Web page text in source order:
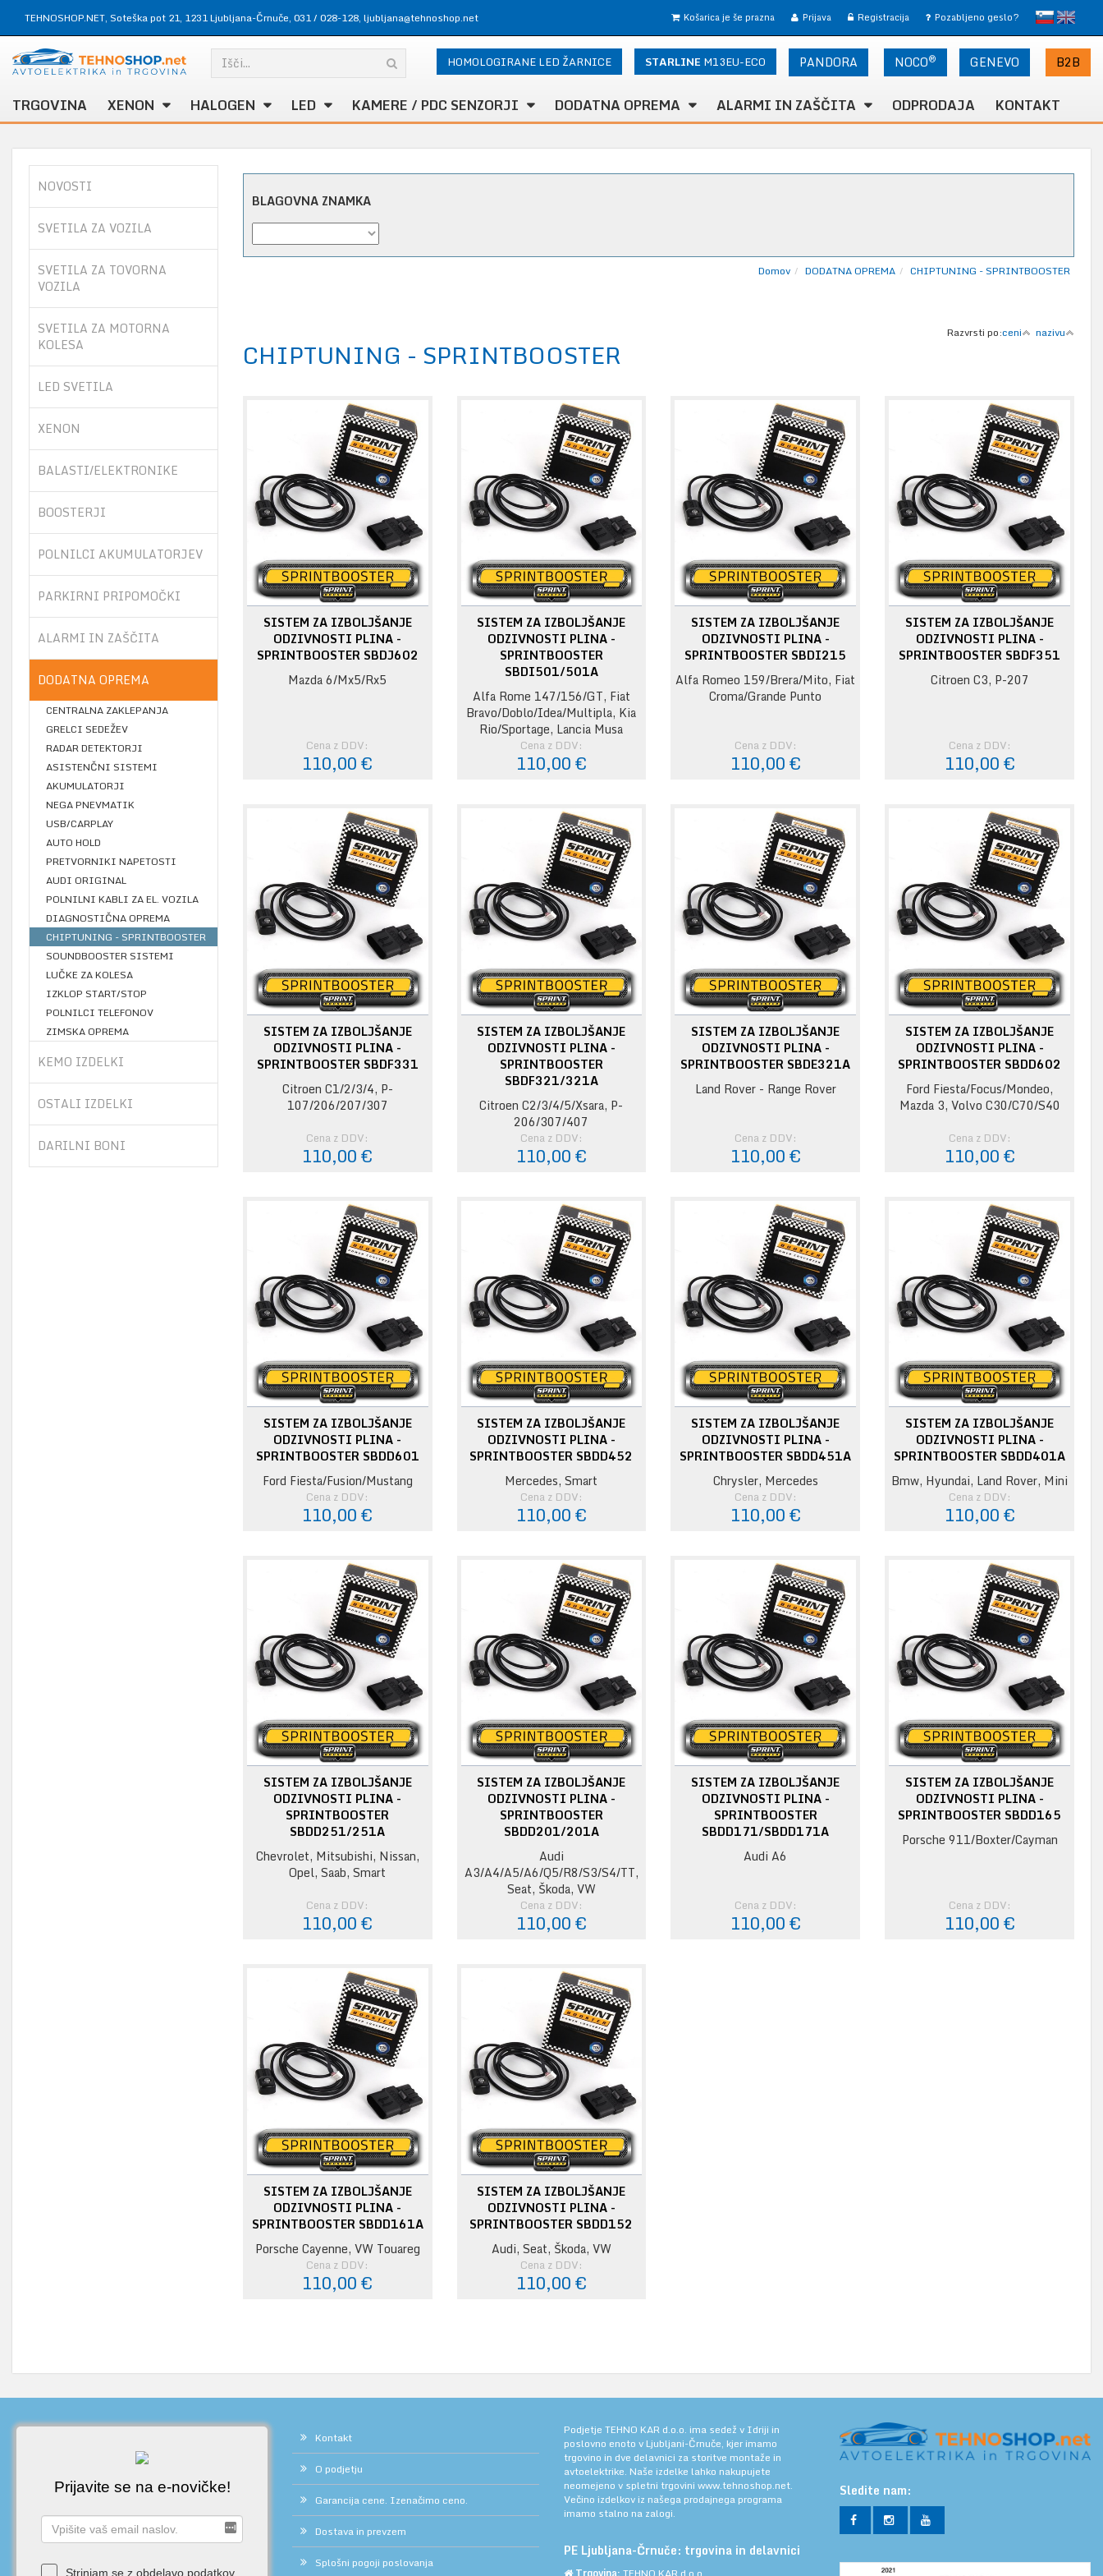
TEHNOSHOP.NET, Soteška pot 21, 1231 Ljubljana-Črnuče, 031 / 028-128, ljubljana@tehnoshop.net slovensko
English
Prijava Registracija Pozabljeno geslo?
Košarica je še prazna
PANDORA NOCO® GENEVO B2B
STARLINE M13EU-ECO
HOMOLOGIRANE LED ŽARNICE
TRGOVINA XENON HALOGEN LED KAMERE / PDC SENZORJI DODATNA OPREMA ALARMI IN ZAŠČITA ODPRODAJA KONTAKT
NOVOSTI
SVETILA ZA VOZILA
SVETILA ZA TOVORNA
VOZILA
SVETILA ZA MOTORNA
KOLESA
LED SVETILA
XENON
BALASTI/ELEKTRONIKE
BOOSTERJI
POLNILCI AKUMULATORJEV
PARKIRNI PRIPOMOČKI
ALARMI IN ZAŠČITA
DODATNA OPREMA
CENTRALNA ZAKLEPANJA
GRELCI SEDEŽEV
RADAR DETEKTORJI
ASISTENČNI SISTEMI
AKUMULATORJI
NEGA PNEVMATIK
USB/CARPLAY
AUTO HOLD
PRETVORNIKI NAPETOSTI
AUDI ORIGINAL
POLNILNI KABLI ZA EL. VOZILA
DIAGNOSTIČNA OPREMA
CHIPTUNING - SPRINTBOOSTER
SOUNDBOOSTER SISTEMI
LUČKE ZA KOLESA
IZKLOP START/STOP
POLNILCI TELEFONOV
ZIMSKA OPREMA
KEMO IZDELKI
OSTALI IZDELKI
DARILNI BONI
BLAGOVNA ZNAMKA
Domov DODATNA OPREMA CHIPTUNING - SPRINTBOOSTER
Razvrsti po:ceni nazivu
CHIPTUNING - SPRINTBOOSTER
SISTEM ZA IZBOLJŠANJE
ODZIVNOSTI PLINA -
SPRINTBOOSTER SBDJ602
Mazda 6/Mx5/Rx5
Cena z DDV:
110,00 €
SISTEM ZA IZBOLJŠANJE
ODZIVNOSTI PLINA -
SPRINTBOOSTER
SBDI501/501A
Alfa Rome 147/156/GT, Fiat
Bravo/Doblo/Idea/Multipla, Kia
Rio/Sportage, Lancia Musa
Cena z DDV:
110,00 €
SISTEM ZA IZBOLJŠANJE
ODZIVNOSTI PLINA -
SPRINTBOOSTER SBDI215
Alfa Romeo 159/Brera/Mito, Fiat
Croma/Grande Punto
Cena z DDV:
110,00 €
SISTEM ZA IZBOLJŠANJE
ODZIVNOSTI PLINA -
SPRINTBOOSTER SBDF351
Citroen C3, P-207
Cena z DDV:
110,00 €
SISTEM ZA IZBOLJŠANJE
ODZIVNOSTI PLINA -
SPRINTBOOSTER SBDF331
Citroen C1/2/3/4, P-
107/206/207/307
Cena z DDV:
110,00 €
SISTEM ZA IZBOLJŠANJE
ODZIVNOSTI PLINA -
SPRINTBOOSTER
SBDF321/321A
Citroen C2/3/4/5/Xsara, P-
206/307/407
Cena z DDV:
110,00 €
SISTEM ZA IZBOLJŠANJE
ODZIVNOSTI PLINA -
SPRINTBOOSTER SBDE321A
Land Rover - Range Rover
Cena z DDV:
110,00 €
SISTEM ZA IZBOLJŠANJE
ODZIVNOSTI PLINA -
SPRINTBOOSTER SBDD602
Ford Fiesta/Focus/Mondeo,
Mazda 3, Volvo C30/C70/S40
Cena z DDV:
110,00 €
SISTEM ZA IZBOLJŠANJE
ODZIVNOSTI PLINA -
SPRINTBOOSTER SBDD601
Ford Fiesta/Fusion/Mustang
Cena z DDV:
110,00 €
SISTEM ZA IZBOLJŠANJE
ODZIVNOSTI PLINA -
SPRINTBOOSTER SBDD452
Mercedes, Smart
Cena z DDV:
110,00 €
SISTEM ZA IZBOLJŠANJE
ODZIVNOSTI PLINA -
SPRINTBOOSTER SBDD451A
Chrysler, Mercedes
Cena z DDV:
110,00 €
SISTEM ZA IZBOLJŠANJE
ODZIVNOSTI PLINA -
SPRINTBOOSTER SBDD401A
Bmw, Hyundai, Land Rover, Mini
Cena z DDV:
110,00 €
SISTEM ZA IZBOLJŠANJE
ODZIVNOSTI PLINA -
SPRINTBOOSTER
SBDD251/251A
Chevrolet, Mitsubishi, Nissan,
Opel, Saab, Smart
Cena z DDV:
110,00 €
SISTEM ZA IZBOLJŠANJE
ODZIVNOSTI PLINA -
SPRINTBOOSTER
SBDD201/201A
Audi
A3/A4/A5/A6/Q5/R8/S3/S4/TT,
Seat, Škoda, VW
Cena z DDV:
110,00 €
SISTEM ZA IZBOLJŠANJE
ODZIVNOSTI PLINA -
SPRINTBOOSTER
SBDD171/SBDD171A
Audi A6
Cena z DDV:
110,00 €
SISTEM ZA IZBOLJŠANJE
ODZIVNOSTI PLINA -
SPRINTBOOSTER SBDD165
Porsche 911/Boxter/Cayman
Cena z DDV:
110,00 €
SISTEM ZA IZBOLJŠANJE
ODZIVNOSTI PLINA -
SPRINTBOOSTER SBDD161A
Porsche Cayenne, VW Touareg
Cena z DDV:
110,00 €
SISTEM ZA IZBOLJŠANJE
ODZIVNOSTI PLINA -
SPRINTBOOSTER SBDD152
Audi, Seat, Škoda, VW
Cena z DDV:
110,00 €
Prijavite se na e-novičke!
Strinjam se z obdelavo podatkov
Kontakt
O podjetju
Garancija cene. Izenačimo ceno.
Dostava in prevzem
Splošni pogoji poslovanja
Podjetje TEHNO KAR d.o.o. ima sedež v Idriji in
poslovno enoto v Ljubljani-Črnuče, kjer imamo
trgovino in dve delavnici za storitve montaže in
avtoelektrike. Naše izdelke lahko nakupujete
neomejeno v spletni trgovini www.tehnoshop.net.
Večino izdelkov iz našega prodajnega programa
imamo stalno na zalogi.
PE Ljubljana-Črnuče: trgovina in delavnici
Sledite nam: